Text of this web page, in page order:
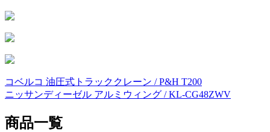
投
稿
ナ
コベルコ 油圧式トラッククレーン / P&H T200
ニッサンディーゼル アルミウィング / KL-CG48ZWV
商品一覧